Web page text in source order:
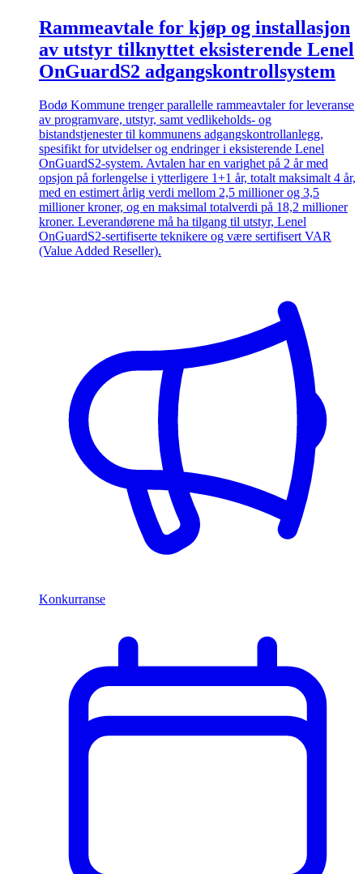
Rammeavtale for kjøp og installasjon
av utstyr tilknyttet eksisterende Lenel
OnGuardS2 adgangskontrollsystem
Bodø Kommune trenger parallelle rammeavtaler for leveranse
av programvare, utstyr, samt vedlikeholds- og
bistandstjenester til kommunens adgangskontrollanlegg,
spesifikt for utvidelser og endringer i eksisterende Lenel
OnGuardS2-system. Avtalen har en varighet på 2 år med
opsjon på forlengelse i ytterligere 1+1 år, totalt maksimalt 4 år,
med en estimert årlig verdi mellom 2,5 millioner og 3,5
millioner kroner, og en maksimal totalverdi på 18,2 millioner
kroner. Leverandørene må ha tilgang til utstyr, Lenel
OnGuardS2-sertifiserte teknikere og være sertifisert VAR
(Value Added Reseller).
Konkurranse